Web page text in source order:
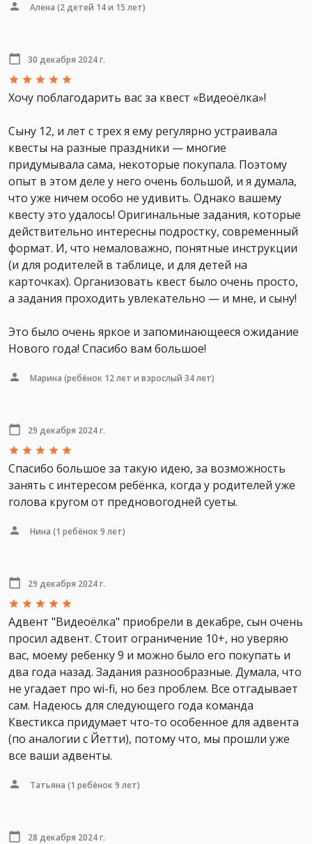
Алена (2 детей 14 и 15 лет)
30 декабря 2024 г.
Хочу поблагодарить вас за квест «Видеоёлка»!
Сыну 12, и лет с трех я ему регулярно устраивала
квесты на разные праздники — многие
придумывала сама, некоторые покупала. Поэтому
опыт в этом деле у него очень большой, и я думала,
что уже ничем особо не удивить. Однако вашему
квесту это удалось! Оригинальные задания, которые
действительно интересны подростку, современный
формат. И, что немаловажно, понятные инструкции
(и для родителей в таблице, и для детей на
карточках). Организовать квест было очень просто,
а задания проходить увлекательно — и мне, и сыну!
Это было очень яркое и запоминающееся ожидание
Нового года! Спасибо вам большое!
Марина (ребёнок 12 лет и взрослый 34 лет)
29 декабря 2024 г.
Спасибо большое за такую идею, за возможность
занять с интересом ребёнка, когда у родителей уже
голова кругом от предновогодней суеты.
Нина (1 ребёнок 9 лет)
29 декабря 2024 г.
Адвент "Видеоёлка" приобрели в декабре, сын очень
просил адвент. Стоит ограничение 10+, но уверяю
вас, моему ребенку 9 и можно было его покупать и
два года назад. Задания разнообразные. Думала, что
не угадает про wi-fi, но без проблем. Все отгадывает
сам. Надеюсь для следующего года команда
Квестикса придумает что-то особенное для адвента
(по аналогии с Йетти), потому что, мы прошли уже
все ваши адвенты.
Татьяна (1 ребёнок 9 лет)
28 декабря 2024 г.